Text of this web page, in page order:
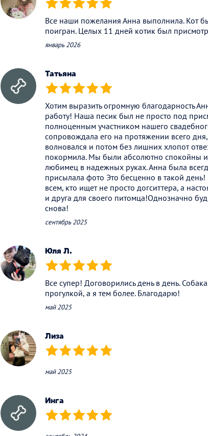
(*) (*) (*) (*) (*)
Все наши пожелания Анна выполнила. Кот
поигран. Целых 11 дней котик был
январь 2026
Татьяна
(*) (*) (*) (*) (*)
Хотим выразить огромную благодарность
работу! Наша песик был не просто под
полноценным участником нашего
сопровождала его на протяжении всего
волновался и потом без лишних хлопот
покормила. Мы были абсолютно спокойны
любимец в надежных руках. Анна была
присылала фото Это бесценно в такой
всем, кто ищет не просто догситтера, а
и друга для своего питомца!Однозначно
снова!
сентябрь 2025
Юля Л.
(*) (*) (*) (*) (*)
Все супер! Договорились день в день.
прогулкой, а я тем более. Благодарю!
май 2025
Лиза
(*) (*) (*) (*) (*)
май 2025
Инга
(*) (*) (*) (*) (*)